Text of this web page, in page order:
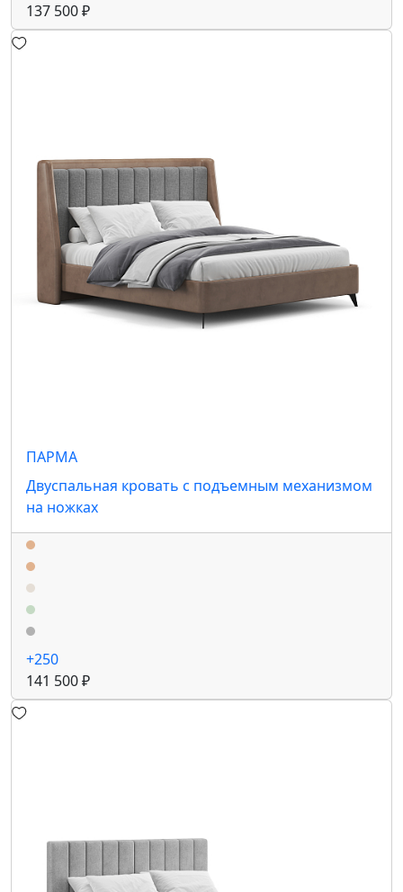
137 500 ₽
ПАРМА
Двуспальная кровать с подъемным механизмом
на ножках
+250
141 500 ₽